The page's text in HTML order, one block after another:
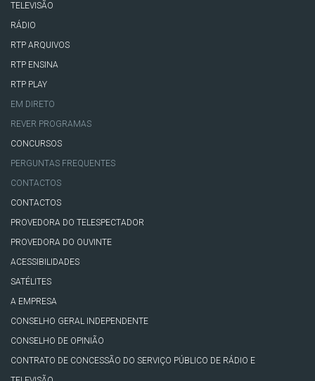
TELEVISÃO
RÁDIO
RTP ARQUIVOS
RTP ENSINA
RTP PLAY
EM DIRETO
REVER PROGRAMAS
CONCURSOS
PERGUNTAS FREQUENTES
CONTACTOS
CONTACTOS
PROVEDORA DO TELESPECTADOR
PROVEDORA DO OUVINTE
ACESSIBILIDADES
SATÉLITES
A EMPRESA
CONSELHO GERAL INDEPENDENTE
CONSELHO DE OPINIÃO
CONTRATO DE CONCESSÃO DO SERVIÇO PÚBLICO DE RÁDIO E